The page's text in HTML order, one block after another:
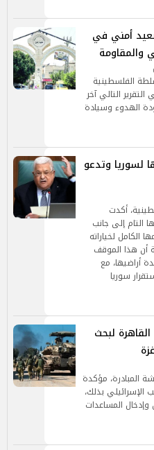
أمني في
والمقاومة
الفلسطينية
التالي آخر
الهدوء وسيادة
لسوريا وتدعو
أكدت
التام إلى جانب
لخياراته
أن هذا الموقف
أراضيها، مع
سوريا
لبحث
المبادرة، مؤكدة
الإسرائيلي بذلك،
وإدخال المساعدات